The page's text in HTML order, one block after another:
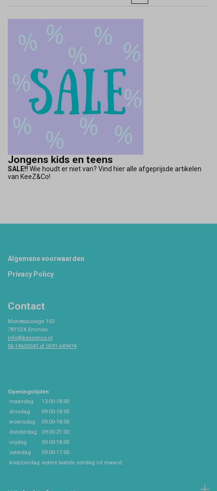
Jongens kids en teens
SALE!! Wie houdt er niet van? Vind hier alle afgeprijsde artikelen
van KeeZ&Co!
Footer
Algemene voorwaarden
Privacy Policy
Contact
Monetpassage 160
7811DX Emmen
info@keezenco.nl
06-14600545 of 0591-649474
Openingstijden
maandag
13:00-18:00
dinsdag
09:00-18:00
woensdag
09:00-18:00
donderdag
09:00-21:00
vrijdag
09:00-18:00
zaterdag
09:00-17:00
koopzondag iedere laatste zondag vd maand